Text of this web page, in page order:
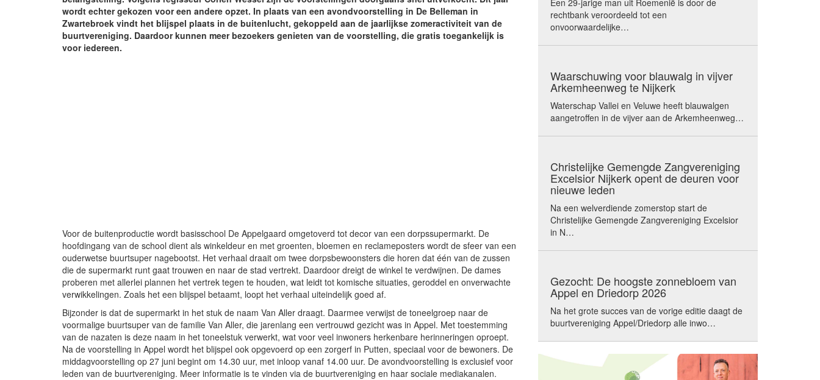
wordt echter gekozen voor een andere opzet. In plaats van een avondvoorstelling in De Belleman in
Zwartebroek vindt het blijspel plaats in de buitenlucht, gekoppeld aan de jaarlijkse zomeractiviteit van de
buurtvereniging. Daardoor kunnen meer bezoekers genieten van de voorstelling, die gratis toegankelijk is
voor iedereen.
Voor de buitenproductie wordt basisschool De Appelgaard omgetoverd tot decor van een dorpssupermarkt. De
hoofdingang van de school dient als winkeldeur en met groenten, bloemen en reclameposters wordt de sfeer van een
ouderwetse buurtsuper nagebootst. Het verhaal draait om twee dorpsbewoonsters die horen dat één van de zussen
die de supermarkt runt gaat trouwen en naar de stad vertrekt. Daardoor dreigt de winkel te verdwijnen. De dames
proberen met allerlei plannen het vertrek tegen te houden, wat leidt tot komische situaties, geroddel en onverwachte
verwikkelingen. Zoals het een blijspel betaamt, loopt het verhaal uiteindelijk goed af.
Bijzonder is dat de supermarkt in het stuk de naam Van Aller draagt. Daarmee verwijst de toneelgroep naar de
voormalige buurtsuper van de familie Van Aller, die jarenlang een vertrouwd gezicht was in Appel. Met toestemming
van de nazaten is deze naam in het toneelstuk verwerkt, wat voor veel inwoners herkenbare herinneringen oproept.
Na de voorstelling in Appel wordt het blijspel ook opgevoerd op een zorgerf in Putten, speciaal voor de bewoners. De
middagvoorstelling op 27 juni begint om 14.30 uur, met inloop vanaf 14.00 uur. De avondvoorstelling is exclusief voor
leden van de buurtvereniging. Meer informatie is te vinden via de buurtvereniging en haar sociale mediakanalen.
Een 29-jarige man uit Roemenië is door de
rechtbank veroordeeld tot een
onvoorwaardelijke…
Waarschuwing voor blauwalg in vijver
Arkemheenweg te Nijkerk
Waterschap Vallei en Veluwe heeft blauwalgen
aangetroffen in de vijver aan de Arkemheenweg…
Christelijke Gemengde Zangvereniging
Excelsior Nijkerk opent de deuren voor
nieuwe leden
Na een welverdiende zomerstop start de
Christelijke Gemengde Zangvereniging Excelsior
in N…
Gezocht: De hoogste zonnebloem van
Appel en Driedorp 2026
Na het grote succes van de vorige editie daagt de
buurtvereniging Appel/Driedorp alle inwo…